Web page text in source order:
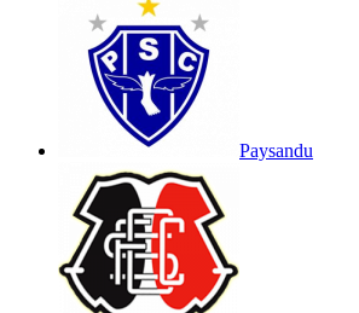
Paysandu